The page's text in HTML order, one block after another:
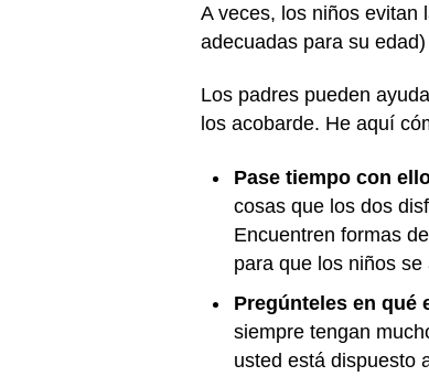
A veces, los niños evitan
adecuadas para su
Los padres pueden
los acobarde. He aquí
Pase tiempo con
cosas que los dos
Encuentren formas
para que los niños
Pregúnteles en qué
siempre tengan
usted está dispuesto